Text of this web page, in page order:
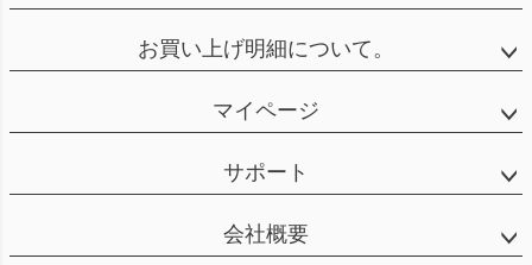
お買い上げ明細について。
マイページ
サポート
会社概要